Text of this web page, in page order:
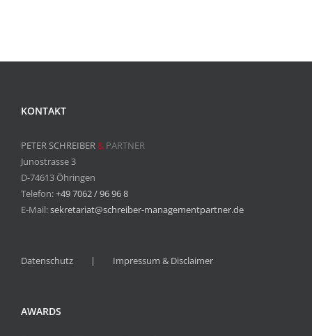
KONTAKT
PETER SCHREIBER& PARTNER
Junostrasse 3
D-74613 Öhringen
Telefon:+49 7062 / 96 96 8
E-Mail:sekretariat@schreiber-managementpartner.de
Datenschutz Impressum & Disclaimer
AWARDS